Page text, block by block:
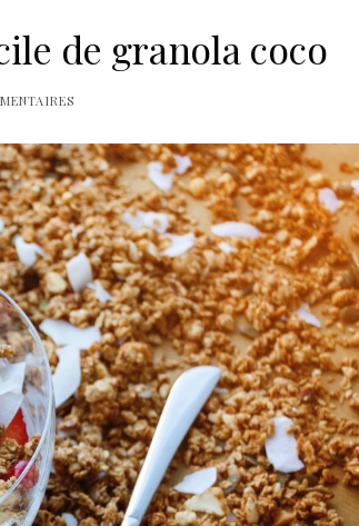
de granola coco